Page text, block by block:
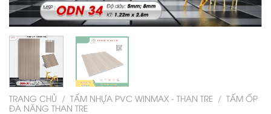
TRANG CHỦ / TẤM NHỰA PVC WINMAX - THAN TRE / TẤM ỐP
ĐA NĂNG THAN TRE